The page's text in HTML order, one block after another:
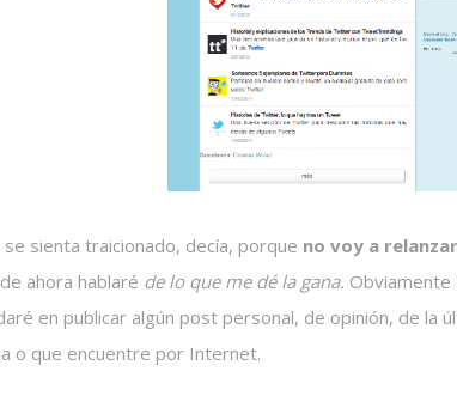
sienta traicionado, decía, porque no voy a
ahora hablaré de lo que me dé la gana. Obviamente
en publicar algún post personal, de opinión, de la
o que encuentre por Internet.